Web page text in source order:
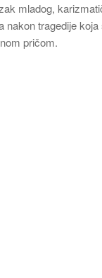
mladog,
tragedije
pričom.